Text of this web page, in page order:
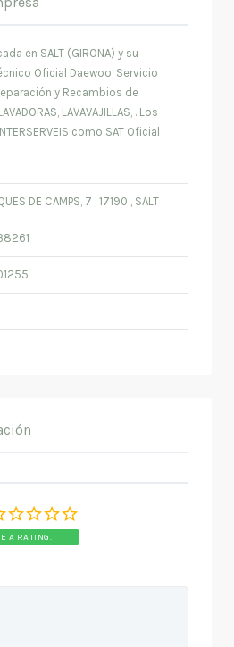
en SALT (GIRONA) y su
Oficial Daewoo, Servicio
y Recambios de
LAVAVAJILLAS, . Los
como SAT Oficial
DE CAMPS, 7 , 17190 , SALT
A RATING.